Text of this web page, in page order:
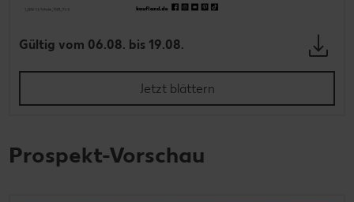
Gültig vom 06.08. bis 19.08.
Jetzt blättern
Prospekt-Vorschau